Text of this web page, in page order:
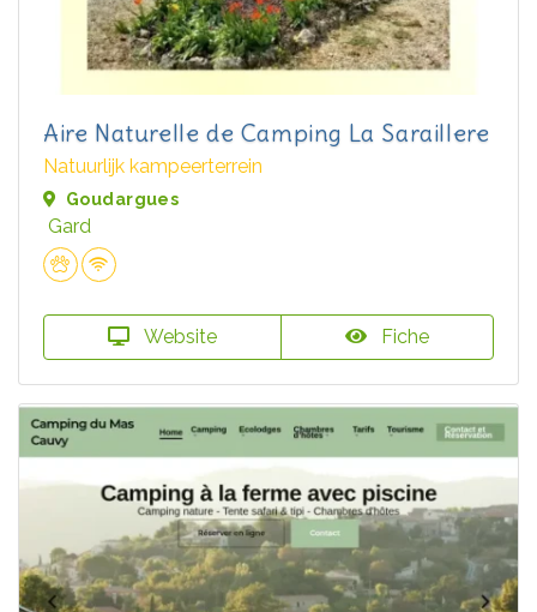
Aire Naturelle de Camping La Saraillere
Natuurlijk kampeerterrein
Goudargues
Gard
Website Fiche